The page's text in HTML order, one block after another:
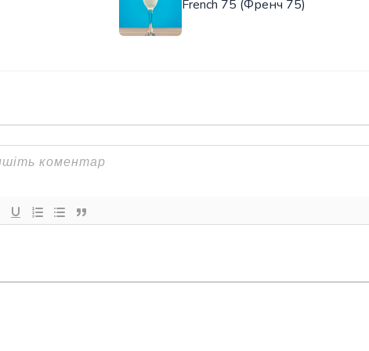
French 75 (Френч 75)